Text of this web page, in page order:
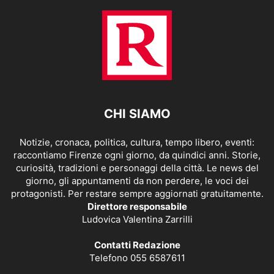
CHI SIAMO
Notizie, cronaca, politica, cultura, tempo libero, eventi:
raccontiamo Firenze ogni giorno, da quindici anni. Storie,
curiosità, tradizioni e personaggi della città. Le news del
giorno, gli appuntamenti da non perdere, le voci dei
protagonisti. Per restare sempre aggiornati gratuitamente.
Direttore responsabile
Ludovica Valentina Zarrilli
Contatti Redazione
Telefono 055 6587611